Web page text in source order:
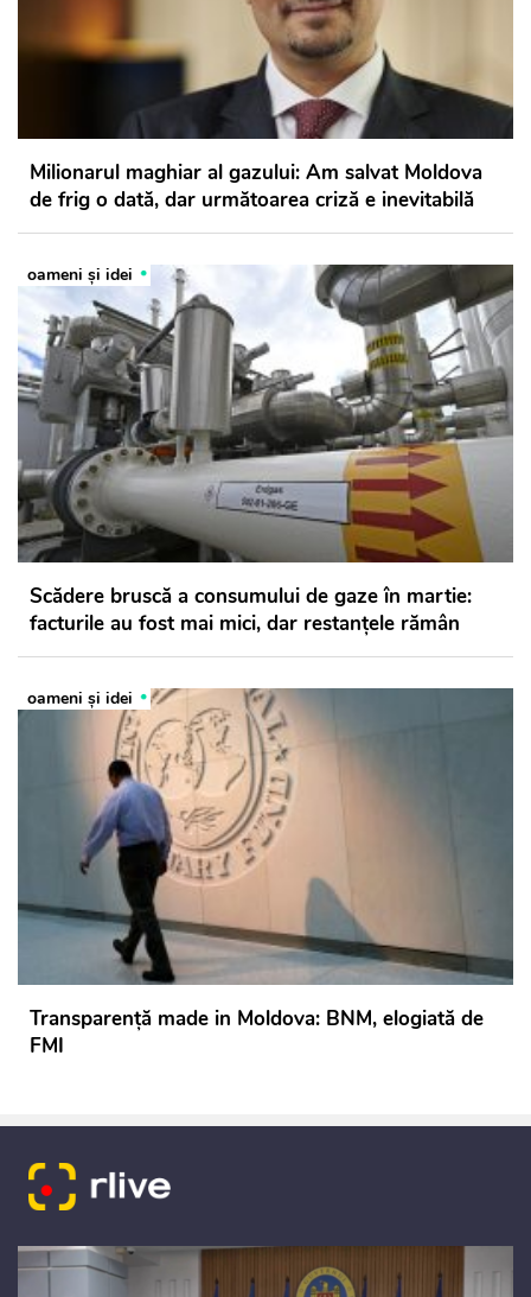
Milionarul maghiar al gazului: Am salvat Moldova
de frig o dată, dar următoarea criză e inevitabilă
oameni şi idei
Scădere bruscă a consumului de gaze în martie:
facturile au fost mai mici, dar restanțele rămân
oameni şi idei
Transparență made in Moldova: BNM, elogiată de
FMI